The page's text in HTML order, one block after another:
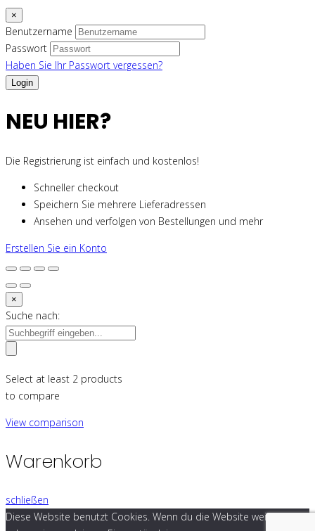
×
Benutzername
Passwort
Haben Sie Ihr Passwort vergessen?
NEU HIER?
Die Registrierung ist einfach und kostenlos!
Schneller checkout
Speichern Sie mehrere Lieferadressen
Ansehen und verfolgen von Bestellungen und mehr
Erstellen Sie ein Konto
×
Suche nach:
Select at least 2 products
to compare
View comparison
Warenkorb
schließen
Diese Website benutzt Cookies. Wenn du die Website weiter nutzt,